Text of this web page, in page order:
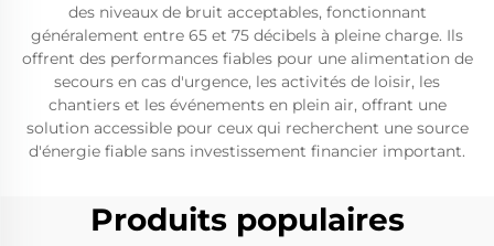
des niveaux de bruit acceptables, fonctionnant
généralement entre 65 et 75 décibels à pleine charge. Ils
offrent des performances fiables pour une alimentation de
secours en cas d'urgence, les activités de loisir, les
chantiers et les événements en plein air, offrant une
solution accessible pour ceux qui recherchent une source
d'énergie fiable sans investissement financier important.
Produits populaires